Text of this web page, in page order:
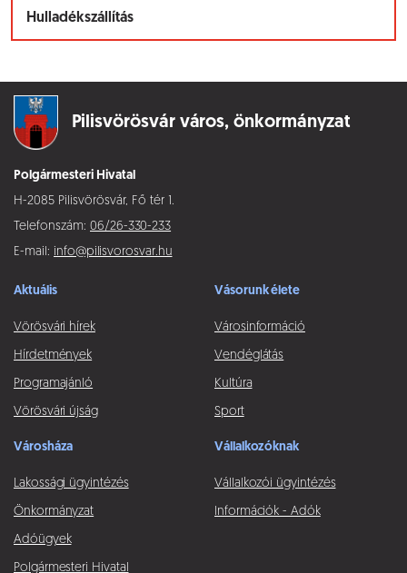
Hulladékszállítás
Pilisvörösvár város, önkormányzat
Polgármesteri Hivatal
H-2085 Pilisvörösvár, Fő tér 1.
Telefonszám: 06/26-330-233
E-mail: info@pilisvorosvar.hu
Aktuális
Vörösvári hírek
Hírdetmények
Programajánló
Vörösvári újság
Vásorunk élete
Városinformáció
Vendéglátás
Kultúra
Sport
Városháza
Lakossági ügyintézés
Önkormányzat
Adóügyek
Polgármesteri Hivatal
Vállalkozóknak
Vállalkozói ügyintézés
Információk - Adók